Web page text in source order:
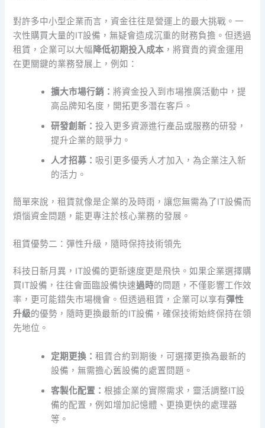
對許多中小型企業而言，資金往往是營運上的最大挑戰。一
次性購買大量的IT設備，無疑會造成沉重的財務負擔。但透過
租賃，企業可以大幅降低初期投入成本 ，將寶貴的資金運用
在更關鍵的業務發展上，例如：
擴大市場行銷：將資金投入到市場推廣活動中，提
高品牌知名度，開拓更多潛在客戶。
研發創新：投入更多資源進行產品或服務的研發，
提升企業的競爭力。
人才招募： 吸引更多優秀人才加入，為企業注入新
的活力。
簡單來說，租賃就像是企業的及時雨，讓您無需為了IT設備而
煩惱資金問題，能更專注於核心業務的發展。
租賃優勢二：彈性升級，隨時保持技術領先
科技日新月異，IT設備的更新速度更是飛快。如果企業選擇購
買IT設備，往往會面臨設備快速過時的問題，不僅影響工作效
率，更可能錯失市場機會。但透過租賃，企業可以享有彈性
升級的優勢，隨時更換最新的IT設備，確保技術始終保持在領
先地位。
定期更換：租賃合約到期後，可選擇更換為最新的
設備，無需擔心舊設備的處置問題。
客製化配置：根據企業的實際需求，靈活調整IT設
備的配置，例如增加記憶體、更換更快的處理器
等。